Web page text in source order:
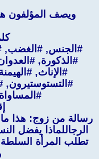
ويصف المؤلفون
#الجنس, #الغضب,
#الذكورة,
#الإناث,
#التستوستيرون,
رسالة من زوج: هذا ما
الرجاللماذا يفضل
تطلب المرأة